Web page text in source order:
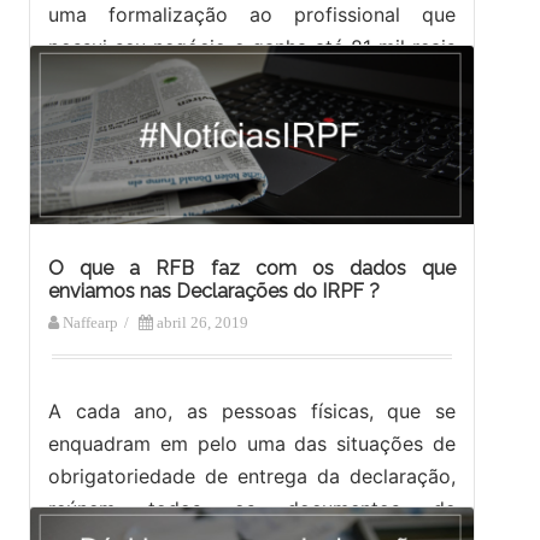
uma formalização ao profissional que
possui seu negócio e ganha até 81 mil reais
no ano. O MEI possui benefícios e…
O que a RFB faz com os dados que
enviamos nas Declarações do IRPF ?
Naffearp / abril 26, 2019
A cada ano, as pessoas físicas, que se
enquadram em pelo uma das situações de
obrigatoriedade de entrega da declaração,
reúnem todos os documentos de